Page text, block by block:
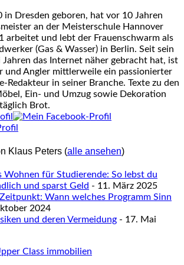
in Dresden geboren, hat vor 10 Jahren
an der Meisterschule Hannover
arbeitet und lebt der Frauenschwarm als
(Gas & Wasser) in Berlin. Seit sein
das Internet näher gebracht hat, ist
und Angler mittlerweile ein passionierter
Redakteur in seiner Branche. Texte zu den
Ein- und Umzug sowie Dekoration
Brot.
Klaus Peters (alle ansehen)
Wohnen für Studierende: So lebst du
und sparst Geld - 11. März 2025
Wann welches Programm Sinn
2024
und deren Vermeidung - 17. Mai
Class immobilien